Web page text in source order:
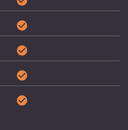
check_circle
check_circle
check_circle
check_circle